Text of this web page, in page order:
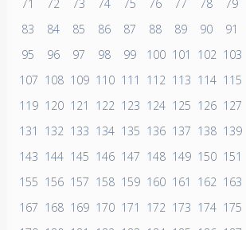
71
72 73 74 75 76 77 78 79
83
84 85 86 87 88 89 90 91
95
96 97 98 99 100 101 102 103
107 108 109 110 111 112 113 114 115
119 120 121 122 123 124 125 126 127
131
132 133 134 135 136 137 138 139
143 144 145 146 147 148 149 150 151
155 156 157 158 159 160 161 162 163
167 168 169 170 171 172 173 174 175